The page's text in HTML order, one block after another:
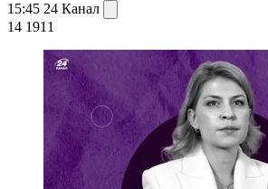
15:45 24 Канал
14 191 1